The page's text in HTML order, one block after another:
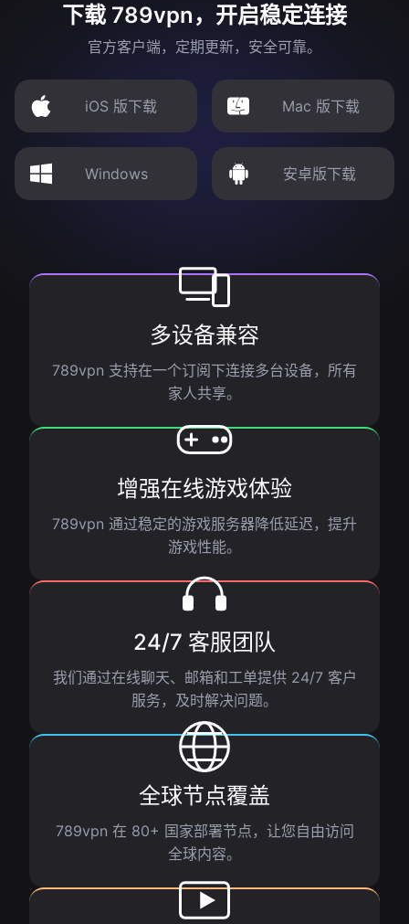
下载 789vpn，开启稳定连接
官方客户端，定期更新，安全可靠。
iOS 版下载 Mac 版下载
Windows 安卓版下载
多设备兼容
789vpn 支持在一个订阅下连接多台设备，所有
家人共享。
增强在线游戏体验
789vpn 通过稳定的游戏服务器降低延迟，提升
游戏性能。
24/7 客服团队
我们通过在线聊天、邮箱和工单提供 24/7 客户
服务，及时解决问题。
全球节点覆盖
789vpn 在 80+ 国家部署节点，让您自由访问
全球内容。